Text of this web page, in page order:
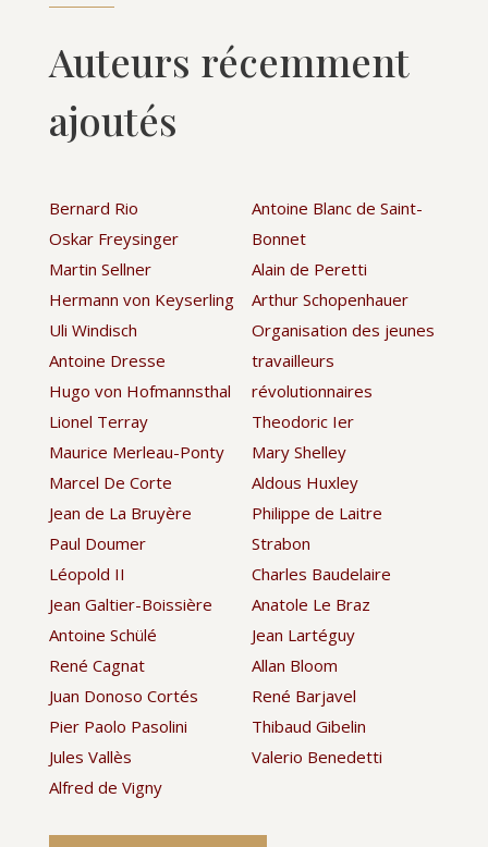
Auteurs récemment
ajoutés
Bernard Rio
Oskar Freysinger
Martin Sellner
Hermann von Keyserling
Uli Windisch
Antoine Dresse
Hugo von Hofmannsthal
Lionel Terray
Maurice Merleau-Ponty
Marcel De Corte
Jean de La Bruyère
Paul Doumer
Léopold II
Jean Galtier-Boissière
Antoine Schülé
René Cagnat
Juan Donoso Cortés
Pier Paolo Pasolini
Jules Vallès
Alfred de Vigny
Antoine Blanc de Saint-
Bonnet
Alain de Peretti
Arthur Schopenhauer
Organisation des jeunes
travailleurs
révolutionnaires
Theodoric Ier
Mary Shelley
Aldous Huxley
Philippe de Laitre
Strabon
Charles Baudelaire
Anatole Le Braz
Jean Lartéguy
Allan Bloom
René Barjavel
Thibaud Gibelin
Valerio Benedetti